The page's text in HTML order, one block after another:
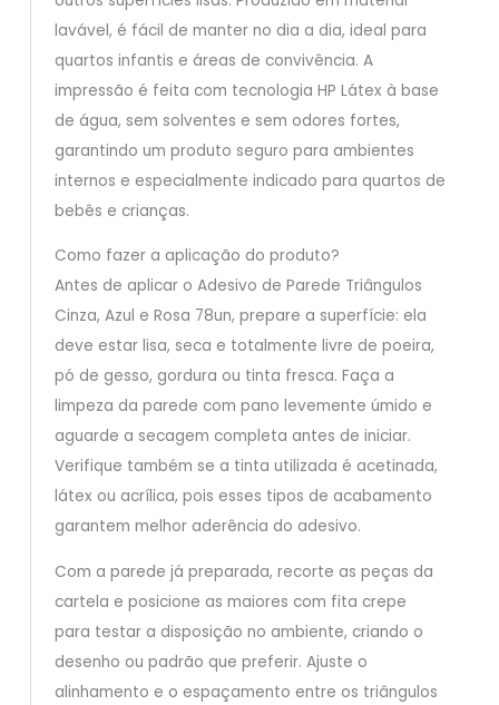
lavável, é fácil de manter no dia a dia, ideal para
quartos infantis e áreas de convivência. A
impressão é feita com tecnologia HP Látex à base
de água, sem solventes e sem odores fortes,
garantindo um produto seguro para ambientes
internos e especialmente indicado para quartos de
bebês e crianças.
Como fazer a aplicação do produto?
Antes de aplicar o Adesivo de Parede Triângulos
Cinza, Azul e Rosa 78un, prepare a superfície: ela
deve estar lisa, seca e totalmente livre de poeira,
pó de gesso, gordura ou tinta fresca. Faça a
limpeza da parede com pano levemente úmido e
aguarde a secagem completa antes de iniciar.
Verifique também se a tinta utilizada é acetinada,
látex ou acrílica, pois esses tipos de acabamento
garantem melhor aderência do adesivo.
Com a parede já preparada, recorte as peças da
cartela e posicione as maiores com fita crepe
para testar a disposição no ambiente, criando o
desenho ou padrão que preferir. Ajuste o
alinhamento e o espaçamento entre os triângulos